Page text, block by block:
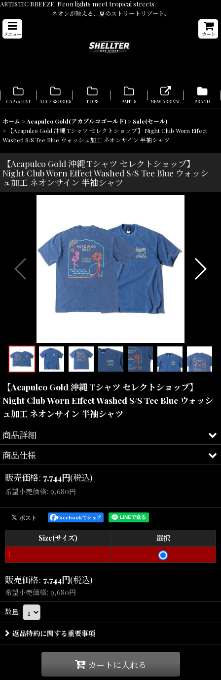
ARTISTIC BREEZE. Neon lights meet tropical streets.
ネオンが映える、夏のストリートリゾート。
メニュー カート
CAP & HAT ACCESSORIES TOPS PANTS NEW ARRIVAL BRAND
ホーム >Acapulco Gold(アカプルコゴールド) > Sale(セール)
>
【Acapulco Gold 沖縄 Tシャツ セレクトショップ】 Night Club Worn Effect
Washed S/S Tee Blue ウォッシュ加工 ネオンサイン 半袖シャツ
【Acapulco Gold 沖縄 Tシャツ セレクトショップ】
Night Club Worn Effect Washed S/S Tee Blue ウォッシ
ュ加工 ネオンサイン 半袖シャツ
【Acapulco Gold 沖縄 Tシャツ セレクトショップ】
Night Club Worn Effect Washed S/S Tee Blue ウォッシ
ュ加工 ネオンサイン 半袖シャツ
商品詳細
ARTISTIC BREEZE.
ACAPULCO GOLD
（アカプルコゴールド）
ニューヨーク発ストリートブランドACAPULCO GOLDより、ネオン
特殊なストーンウォッシュ加工と酵素洗いを施したヴィンテージラ
着込んだような自然な色落ちと柔らかな質感が楽しめます。
バックにはネオンサイン調のトロピカルグラフィック、フロントに
はワンポイントロゴを配置し、存在感がありながらも着回しやすい
デニムやショーツ、カーゴパンツとも相性が良く、夏のストリート
スタイルやリゾートスタイルにもおすすめです。
沖縄・宜野湾のセレクトショップSHELLTERが提案する、
商品仕様
販売価格: 7,744円(税込)
希望小売価格: 9,680円
Facebookでシェア
Size(サイズ)
選択
L
販売価格: 7,744円(税込)
希望小売価格: 9,680円
数量:
返品特約に関する重要事項
カートに入れる